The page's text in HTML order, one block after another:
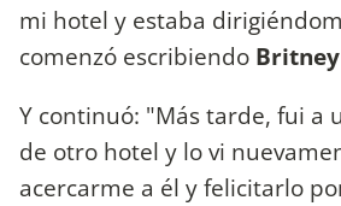
mi hotel y estaba
comenzó escribiendo
Y continuó: "Más tarde, fui a
de otro hotel y lo vi
acercarme a él y felicitarlo